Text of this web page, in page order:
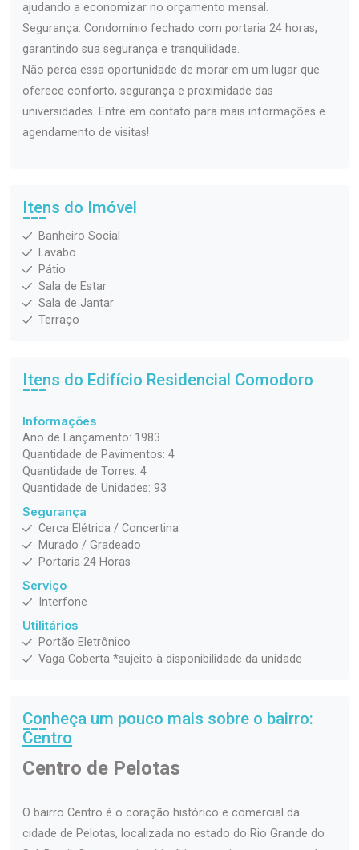
ajudando a economizar no orçamento mensal.
Segurança: Condomínio fechado com portaria 24 horas,
garantindo sua segurança e tranquilidade.
Não perca essa oportunidade de morar em um lugar que
oferece conforto, segurança e proximidade das
universidades. Entre em contato para mais informações e
agendamento de visitas!
Itens do Imóvel
Banheiro Social
Lavabo
Pátio
Sala de Estar
Sala de Jantar
Terraço
Itens do Edifício Residencial Comodoro
Informações
Ano de Lançamento: 1983
Quantidade de Pavimentos: 4
Quantidade de Torres: 4
Quantidade de Unidades: 93
Segurança
Cerca Elétrica / Concertina
Murado / Gradeado
Portaria 24 Horas
Serviço
Interfone
Utilitários
Portão Eletrônico
Vaga Coberta *sujeito à disponibilidade da unidade
Conheça um pouco mais sobre o bairro:
Centro
Centro de Pelotas
O bairro Centro é o coração histórico e comercial da
cidade de Pelotas, localizada no estado do Rio Grande do